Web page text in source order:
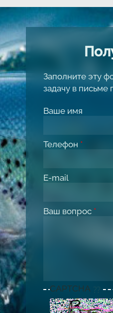
Заполните эту
задачу в письме
Ваше имя
Телефон *
E-mail
Ваш вопрос *
CAPTCHA